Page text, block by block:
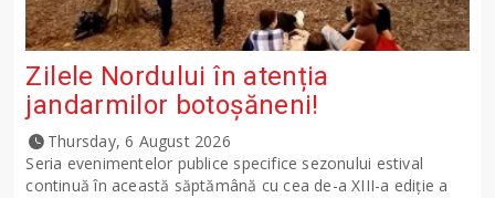
Zilele Nordului în atenția
jandarmilor botoșăneni!
Thursday, 6 August 2026
Seria evenimentelor publice specifice sezonului estival
continuă în această săptămână cu cea de-a XIII-a ediție a